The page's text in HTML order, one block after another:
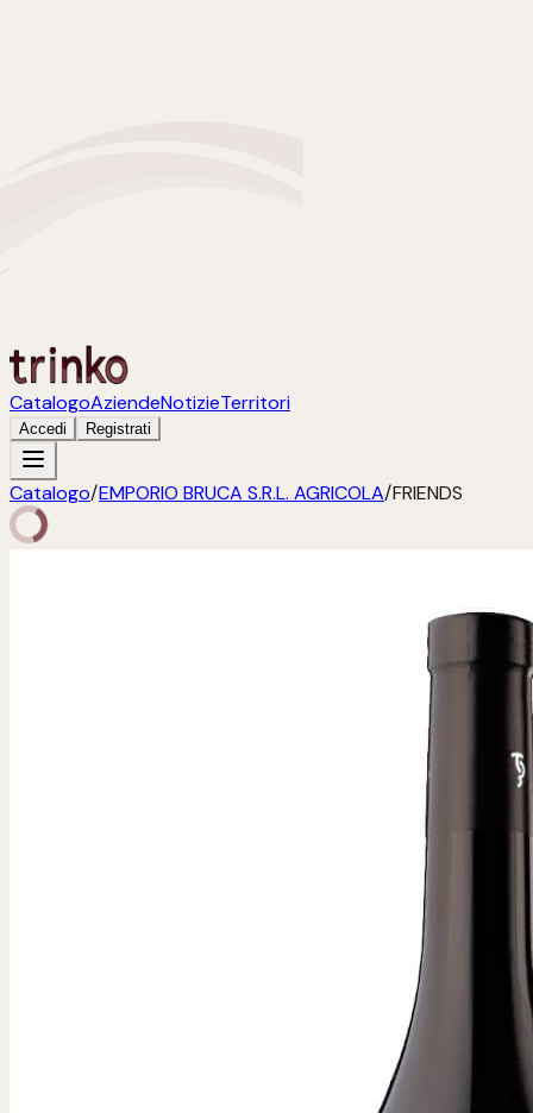
CatalogoAziendeNotizieTerritori
Accedi Registrati
Catalogo/EMPORIO BRUCA S.R.L. AGRICOLA/FRIENDS